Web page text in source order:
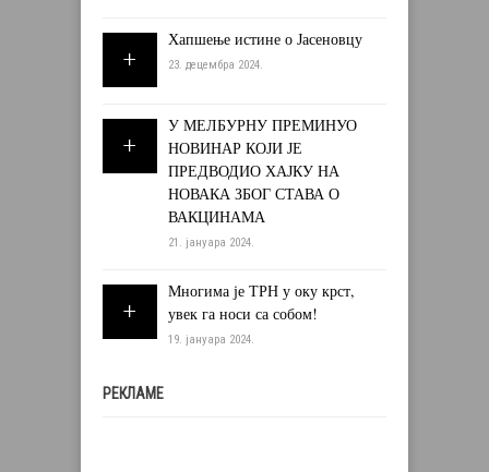
Хапшење истине о Јасеновцу
23. децембра 2024.
У МЕЛБУРНУ ПРЕМИНУО
НОВИНАР КОЈИ ЈЕ
ПРЕДВОДИО ХАЈКУ НА
НОВАКА ЗБОГ СТАВА О
ВАКЦИНАМА
21. јануара 2024.
Многима је ТРН у оку крст,
увек га носи са собом!
19. јануара 2024.
РЕКЛАМЕ